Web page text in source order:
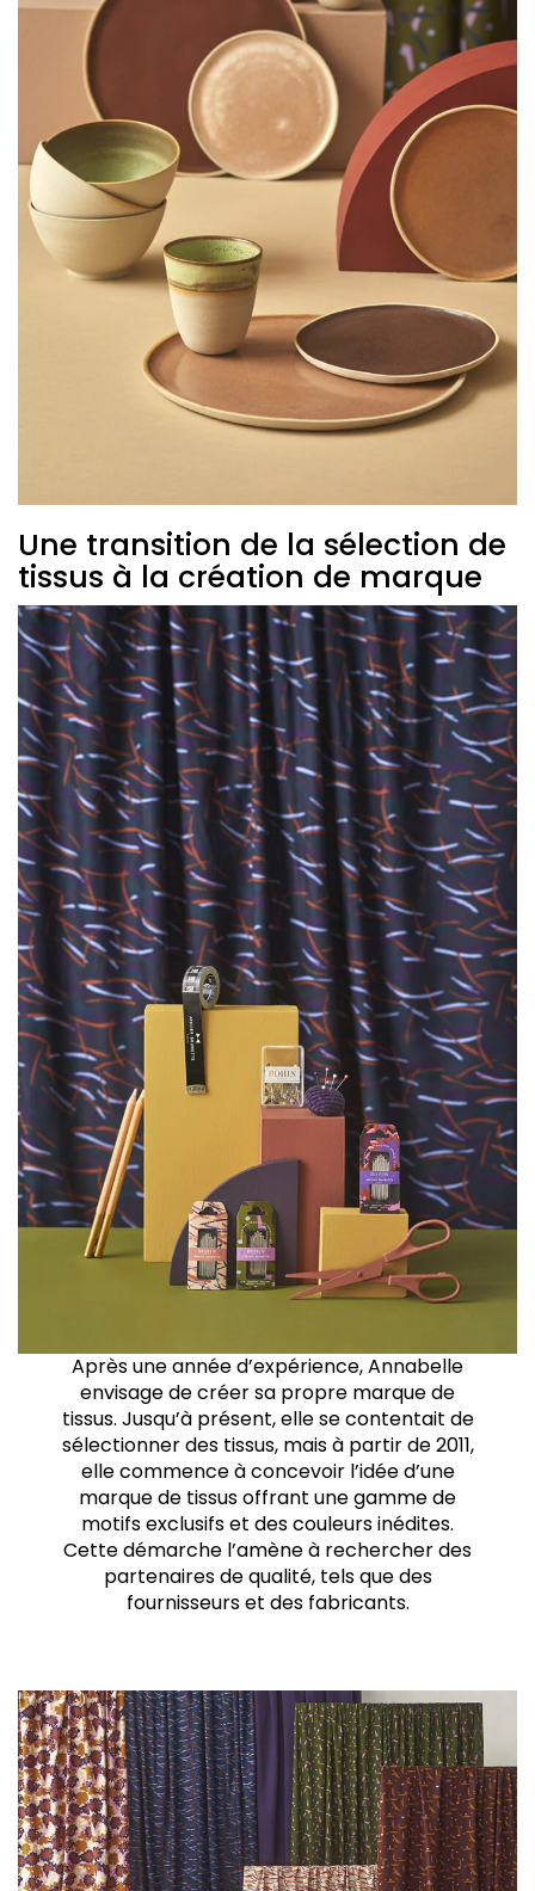
Une transition de la sélection de
tissus à la création de marque
Après une année d’expérience, Annabelle
envisage de créer sa propre marque de
tissus. Jusqu’à présent, elle se contentait de
sélectionner des tissus, mais à partir de 2011,
elle commence à concevoir l’idée d’une
marque de tissus offrant une gamme de
motifs exclusifs et des couleurs inédites.
Cette démarche l’amène à rechercher des
partenaires de qualité, tels que des
fournisseurs et des fabricants.